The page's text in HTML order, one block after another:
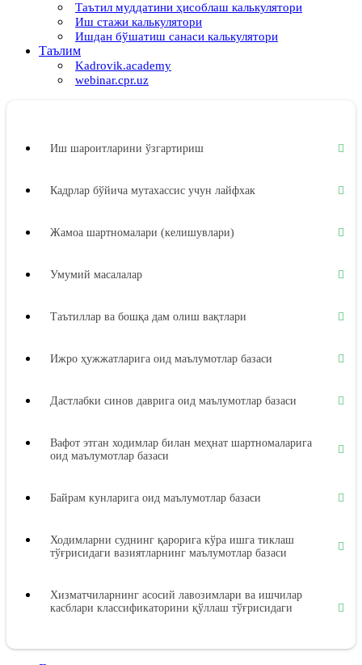
Таътил муддатини ҳисоблаш калькулятори
Иш стажи калькулятори
Ишдан бўшатиш санаси калькулятори
Таълим
Kadrovik.academy
webinar.cpr.uz
Иш шароитларини ўзгартириш
Кадрлар бўйича мутахассис учун лайфхак
Жамоа шартномалари (келишувлари)
Умумий масалалар
Таътиллар ва бошқа дам олиш вақтлари
Ижро ҳужжатларига оид маълумотлар базаси
Дастлабки синов даврига оид маълумотлар базаси
Вафот этган ходимлар билан меҳнат шартномаларига
оид маълумотлар базаси
Байрам кунларига оид маълумотлар базаси
Ходимларни суднинг қарорига кўра ишга тиклаш
тўғрисидаги вазиятларнинг маълумотлар базаси
Хизматчиларнинг асосий лавозимлари ва ишчилар
касблари классификаторини қўллаш тўғрисидаги